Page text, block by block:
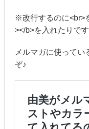
※改行するのに<br>
></b>を入れたりです
メルマガに使ってい
ぞ♪